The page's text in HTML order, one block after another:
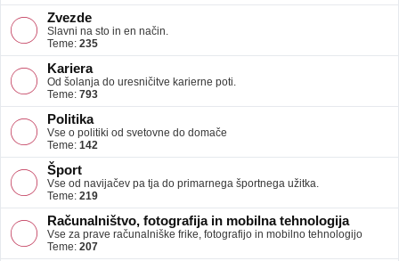
Zvezde
Slavni na sto in en način.
Teme: 235
Kariera
Od šolanja do uresničitve karierne poti.
Teme: 793
Politika
Vse o politiki od svetovne do domače
Teme: 142
Šport
Vse od navijačev pa tja do primarnega športnega užitka.
Teme: 219
Računalništvo, fotografija in mobilna tehnologija
Vse za prave računalniške frike, fotografijo in mobilno tehnologijo
Teme: 207